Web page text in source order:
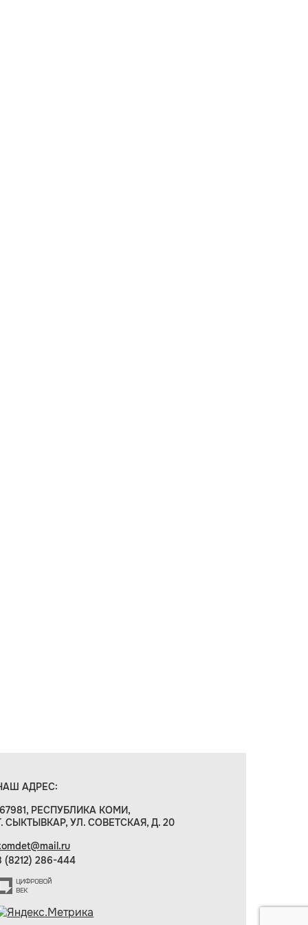
АДРЕС:
РЕСПУБЛИКА КОМИ,
СЫКТЫВКАР, УЛ. СОВЕТСКАЯ, Д. 20
(8212) 286-444